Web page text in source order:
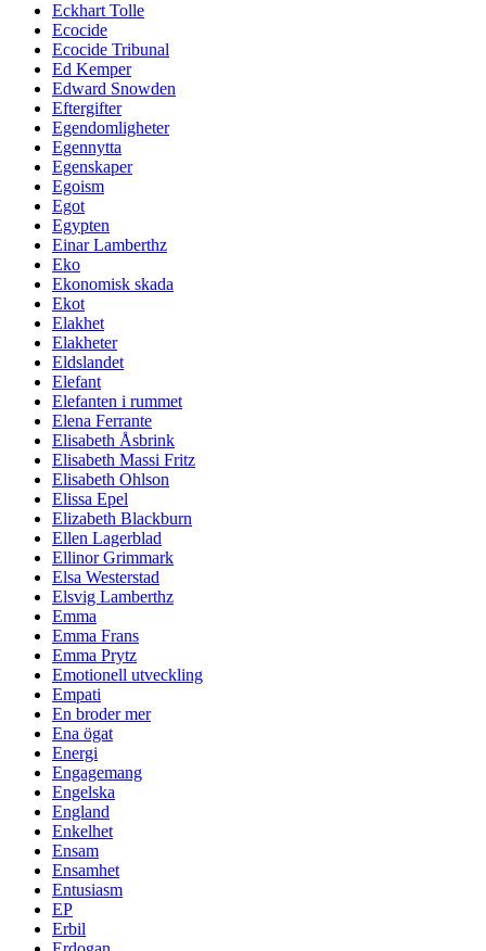
Eckhart Tolle
Ecocide
Ecocide Tribunal
Ed Kemper
Edward Snowden
Eftergifter
Egendomligheter
Egennytta
Egenskaper
Egoism
Egot
Egypten
Einar Lamberthz
Eko
Ekonomisk skada
Ekot
Elakhet
Elakheter
Eldslandet
Elefant
Elefanten i rummet
Elena Ferrante
Elisabeth Åsbrink
Elisabeth Massi Fritz
Elisabeth Ohlson
Elissa Epel
Elizabeth Blackburn
Ellen Lagerblad
Ellinor Grimmark
Elsa Westerstad
Elsvig Lamberthz
Emma
Emma Frans
Emma Prytz
Emotionell utveckling
Empati
En broder mer
Ena ögat
Energi
Engagemang
Engelska
England
Enkelhet
Ensam
Ensamhet
Entusiasm
EP
Erbil